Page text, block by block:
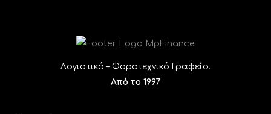
Λογιστικό – Φοροτεχνικό Γραφείο.
Από το 1997